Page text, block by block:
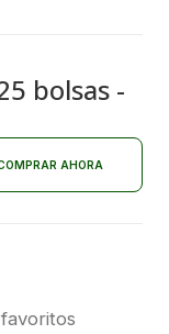
bolsas -
AHORA